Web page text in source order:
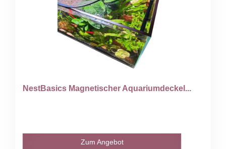
NestBasics Magnetischer Aquariumdeckel...
Zum Angebot